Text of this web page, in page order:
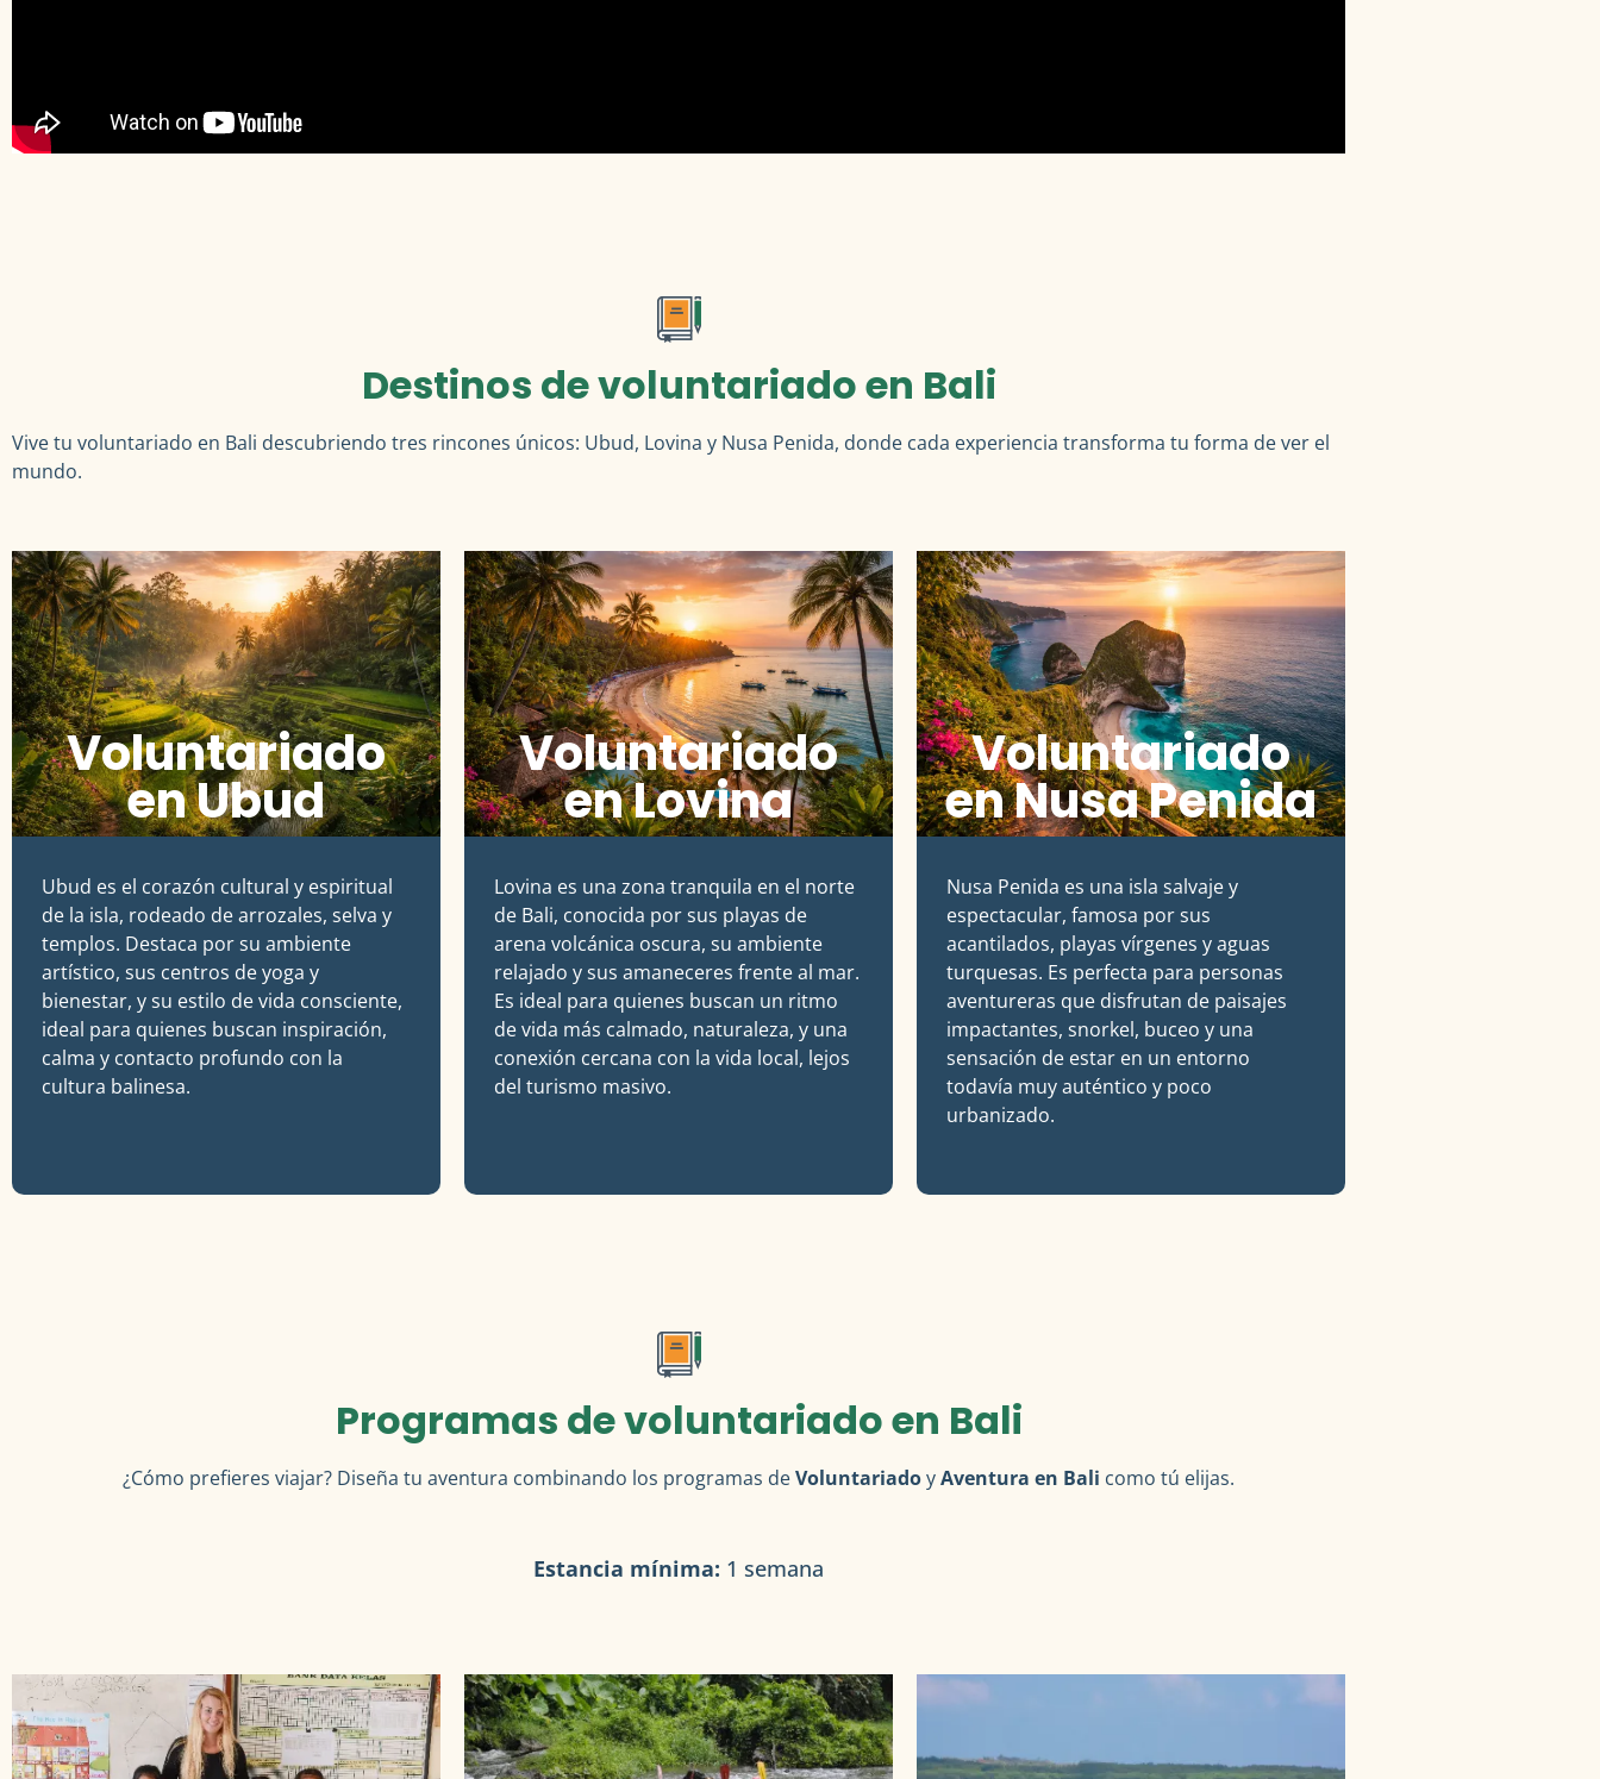
Destinos de voluntariado en Bali
Vive tu voluntariado en Bali descubriendo tres rincones únicos: Ubud, Lovina y Nusa Penida, donde cada experiencia transforma tu forma de ver el
mundo.
Voluntariado
en Ubud
Ubud es el corazón cultural y espiritual
de la isla, rodeado de arrozales, selva y
templos. Destaca por su ambiente
artístico, sus centros de yoga y
bienestar, y su estilo de vida consciente,
ideal para quienes buscan inspiración,
calma y contacto profundo con la
cultura balinesa.
Voluntariado
en Lovina
Lovina es una zona tranquila en el norte
de Bali, conocida por sus playas de
arena volcánica oscura, su ambiente
relajado y sus amaneceres frente al mar.
Es ideal para quienes buscan un ritmo
de vida más calmado, naturaleza, y una
conexión cercana con la vida local, lejos
del turismo masivo.
Voluntariado
en Nusa Penida
Nusa Penida es una isla salvaje y
espectacular, famosa por sus
acantilados, playas vírgenes y aguas
turquesas. Es perfecta para personas
aventureras que disfrutan de paisajes
impactantes, snorkel, buceo y una
sensación de estar en un entorno
todavía muy auténtico y poco
urbanizado.
Programas de voluntariado en Bali
¿Cómo prefieres viajar? Diseña tu aventura combinando los programas deVoluntariadoyAventura en Bali como tú elijas.
Estancia mínima: 1 semana